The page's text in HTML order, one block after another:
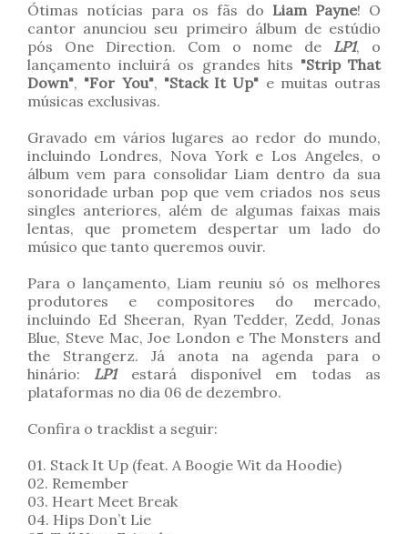
Ótimas notícias para os fãs do Liam Payne! O
cantor anunciou seu primeiro álbum de estúdio
pós One Direction. Com o nome de LP1, o
lançamento incluirá os grandes hits "Strip That
Down", "For You", "Stack It Up" e muitas outras
músicas exclusivas.
Gravado em vários lugares ao redor do mundo,
incluindo Londres, Nova York e Los Angeles, o
álbum vem para consolidar Liam dentro da sua
sonoridade urban pop que vem criados nos seus
singles anteriores, além de algumas faixas mais
lentas, que prometem despertar um lado do
músico que tanto queremos ouvir.
Para o lançamento, Liam reuniu só os melhores
produtores e compositores do mercado,
incluindo Ed Sheeran, Ryan Tedder, Zedd, Jonas
Blue, Steve Mac, Joe London e The Monsters and
the Strangerz. Já anota na agenda para o
hinário: LP1 estará disponível em todas as
plataformas no dia 06 de dezembro.
Confira o tracklist a seguir:
01. Stack It Up (feat. A Boogie Wit da Hoodie)
02. Remember
03. Heart Meet Break
04. Hips Don’t Lie